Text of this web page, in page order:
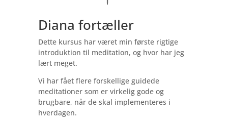
Diana fortæller
Dette kursus har været min første rigtige
introduktion til meditation, og hvor har jeg
lært meget.
Vi har fået flere forskellige guidede
meditationer som er virkelig gode og
brugbare, når de skal implementeres i
hverdagen.